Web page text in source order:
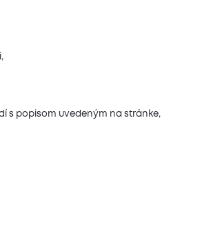
s popisom uvedeným na stránke,